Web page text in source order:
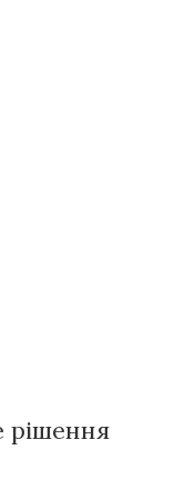
рішення